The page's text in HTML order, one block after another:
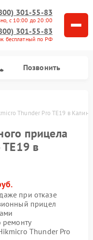
301-55-83
с 10:00 до 20:00
301-55-83
бесплатный по РФ
Позвонить
Thunder Pro TE19 в
прицела
в
даже при отказе
прицел
ремонту
Thunder Pro